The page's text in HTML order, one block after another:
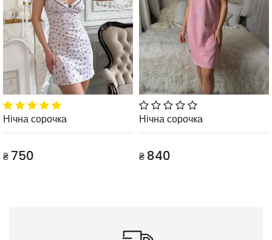
Нічна сорочка
₴ 750
Нічна сорочка
₴ 840